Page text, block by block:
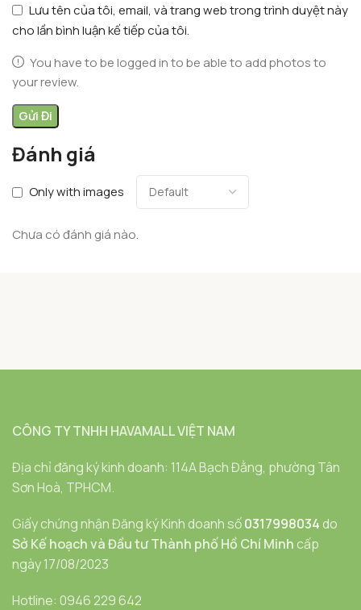
Đánh giá
Only with images
Chưa có đánh giá nào.
Lưu tên của tôi, email, và trang web trong trình duyệt này
cho lần bình luận kế tiếp của tôi.
You have to be logged in to be able to add photos to
your review.
CÔNG TY TNHH HAVAMALL VIỆT NAM
Địa chỉ đăng ký kinh doanh: 114A Bạch Đằng, phường Tân
Sơn Hoà, TPHCM.
Giấy chứng nhận Đăng ký Kinh doanh số0317998034 do
Sở Kế hoạch và Đầu tư Thành phố Hồ Chí Minh cấp
ngày 17/08/2023
Hotline: 0946 229 642